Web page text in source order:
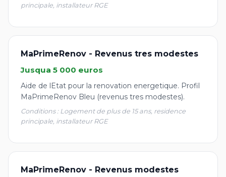
principale, installateur RGE
MaPrimeRenov - Revenus tres modestes
Jusqua 5 000 euros
Aide de lEtat pour la renovation energetique. Profil
MaPrimeRenov Bleu (revenus tres modestes).
Conditions : Logement de plus de 15 ans, residence
principale, installateur RGE
MaPrimeRenov - Revenus modestes